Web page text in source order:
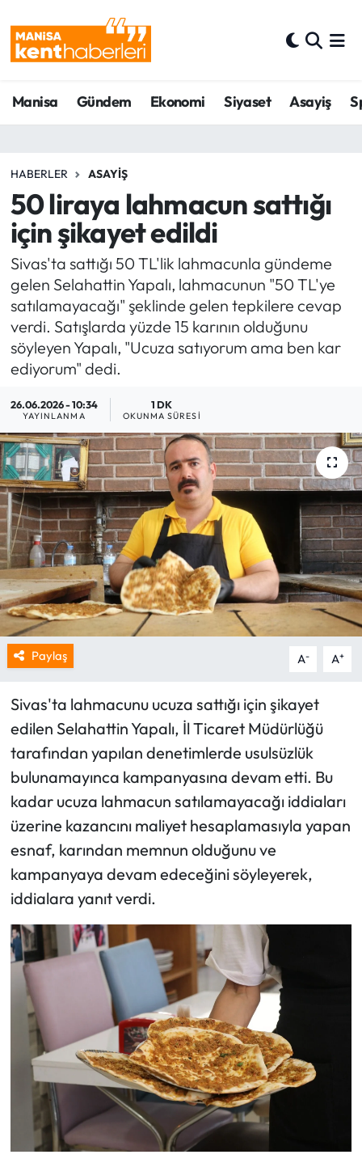
Manisa Gündem Ekonomi Siyaset Asayiş
HABERLER ASAYIŞ
50 liraya lahmacun sattığı
için şikayet edildi
Sivas'ta sattığı 50 TL'lik lahmacunla gündeme
gelen Selahattin Yapalı, lahmacunun "50 TL'ye
satılamayacağı" şeklinde gelen tepkilere cevap
verdi. Satışlarda yüzde 15 karının olduğunu
söyleyen Yapalı, "Ucuza satıyorum ama ben kar
ediyorum" dedi.
26.06.2026 - 10:34
YAYINLANMA
1 DK
OKUNMA SÜRESI
Paylaş A- A+
Sivas'ta lahmacunu ucuza sattığı için şikayet
edilen Selahattin Yapalı, İl Ticaret Müdürlüğü
tarafından yapılan denetimlerde usulsüzlük
bulunamayınca kampanyasına devam etti. Bu
kadar ucuza lahmacun satılamayacağı iddiaları
üzerine kazancını maliyet hesaplamasıyla yapan
esnaf, karından memnun olduğunu ve
kampanyaya devam edeceğini söyleyerek,
iddialara yanıt verdi.
Ahmetli Hava Durumu
Ahmetli Trafik Yoğunluk Haritası
Tüm Manşetler
Son Dakika Haberleri
Haber Arşivi